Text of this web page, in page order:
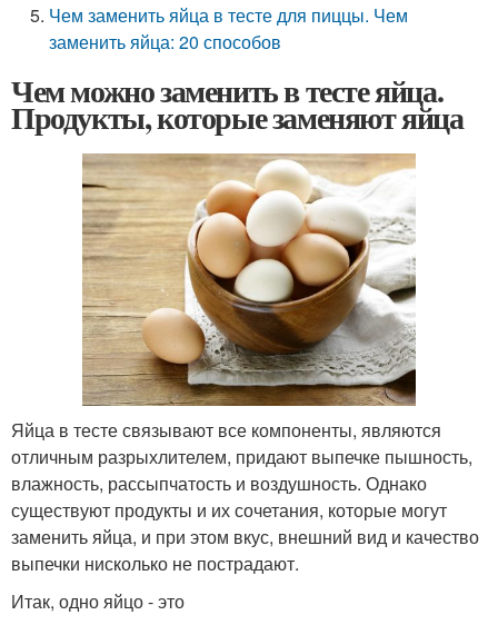
Чем заменить яйца в тесте для пиццы. Чем
заменить яйца: 20 способов
Чем можно заменить в тесте яйца.
Продукты, которые заменяют яйца
Яйца в тесте связывают все компоненты, являются
отличным разрыхлителем, придают выпечке пышность,
влажность, рассыпчатость и воздушность. Однако
существуют продукты и их сочетания, которые могут
заменить яйца, и при этом вкус, внешний вид и качество
выпечки нисколько не пострадают.
Итак, одно яйцо - это